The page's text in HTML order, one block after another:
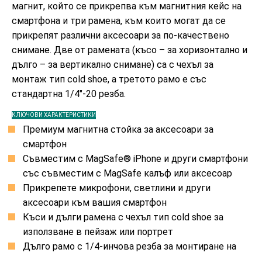
магнит, който се прикрепва към магнитния кейс на
смартфона и три рамена, към които могат да се
прикрепят различни аксесоари за по-качествено
снимане. Две от рамената (късо – за хоризонтално и
дълго – за вертикално снимане) са с чехъл за
монтаж тип cold shoe, а третото рамо е със
стандартна 1/4″-20 резба.
КЛЮЧОВИ ХАРАКТЕРИСТИКИ
Премиум магнитна стойка за аксесоари за
смартфон
Съвместим с MagSafe® iPhone и други смартфони
със съвместим с MagSafe калъф или аксесоар
Прикрепете микрофони, светлини и други
аксесоари към вашия смартфон
Къси и дълги рамена с чехъл тип cold shoe за
използване в пейзаж или портрет
Дълго рамо с 1/4-инчова резба за монтиране на